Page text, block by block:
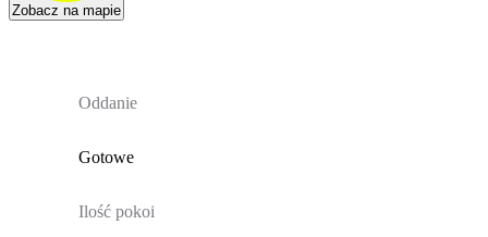
Zobacz na mapie
Oddanie
Gotowe
Ilość pokoi